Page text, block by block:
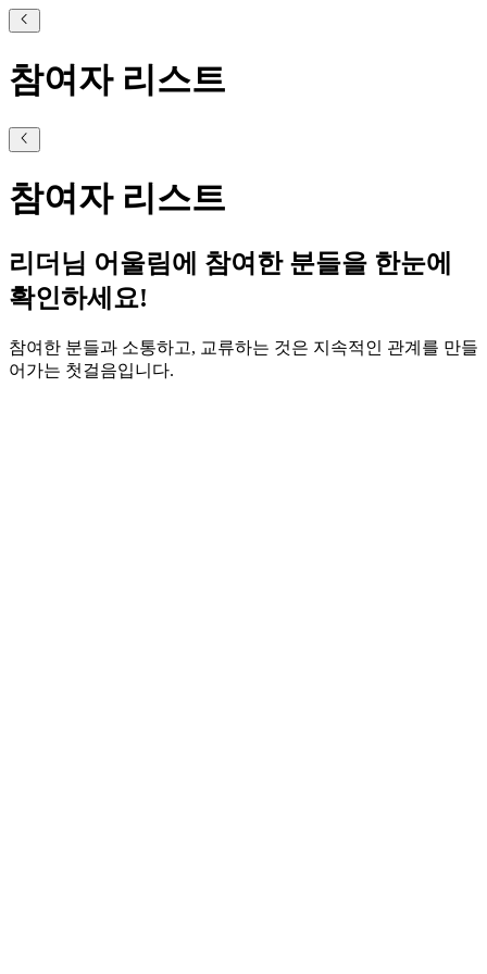
참여자 리스트
참여자 리스트
리더님 어울림에 참여한 분들을 한눈에
확인하세요!
참여한 분들과 소통하고, 교류하는 것은 지속적인 관계를 만들
어가는 첫걸음입니다.